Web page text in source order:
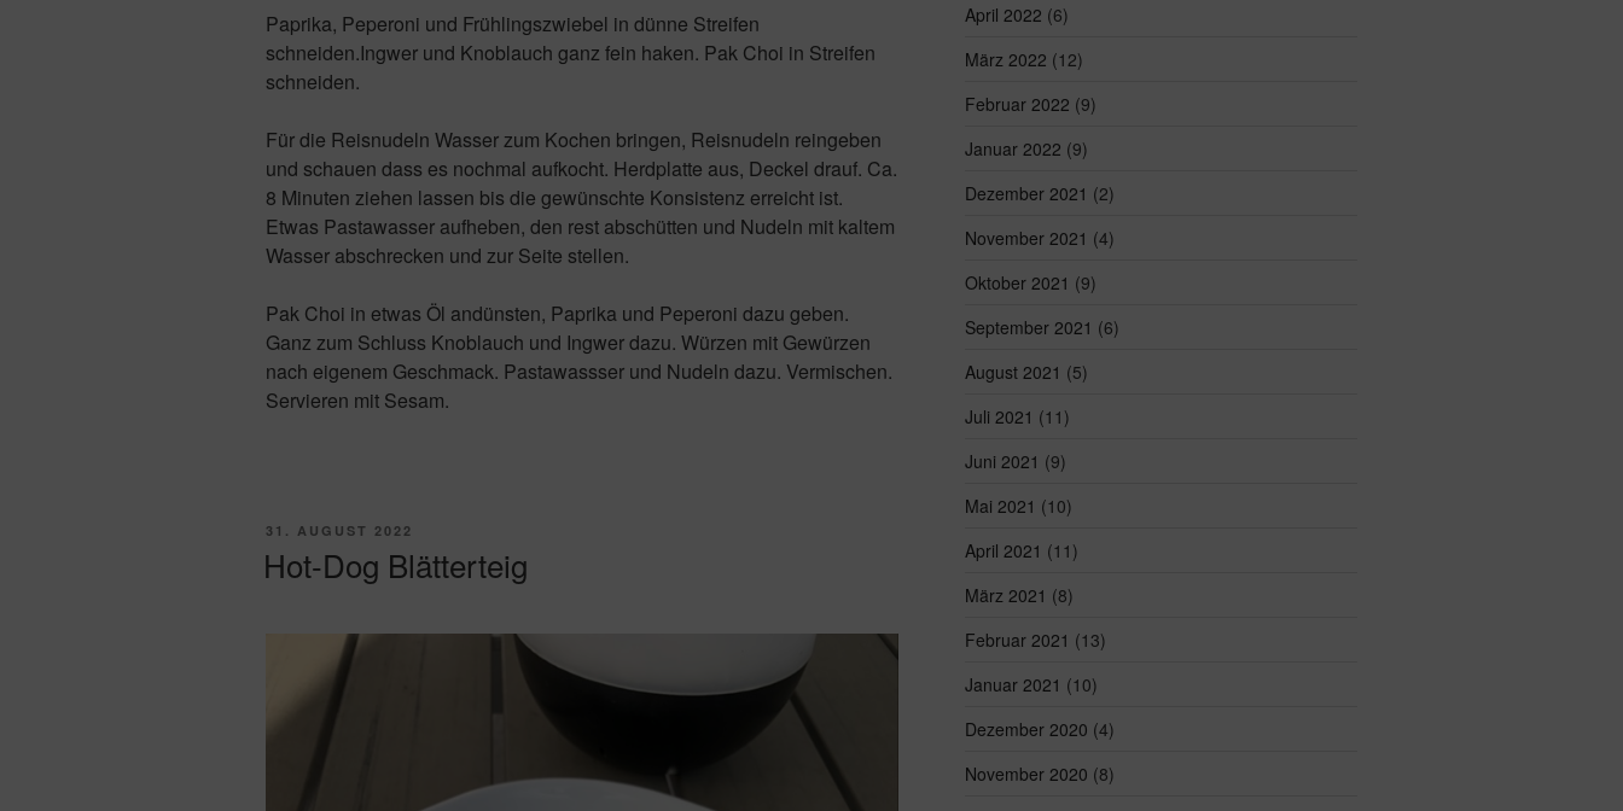
Paprika, Peperoni und Frühlingszwiebel in dünne Streifen
schneiden.Ingwer und Knoblauch ganz fein haken. Pak Choi in Streifen
schneiden.
Für die Reisnudeln Wasser zum Kochen bringen, Reisnudeln reingeben
und schauen dass es nochmal aufkocht. Herdplatte aus, Deckel drauf. Ca.
8 Minuten ziehen lassen bis die gewünschte Konsistenz erreicht ist.
Etwas Pastawasser aufheben, den rest abschütten und Nudeln mit kaltem
Wasser abschrecken und zur Seite stellen.
Pak Choi in etwas Öl andünsten, Paprika und Peperoni dazu geben.
Ganz zum Schluss Knoblauch und Ingwer dazu. Würzen mit Gewürzen
nach eigenem Geschmack. Pastawassser und Nudeln dazu. Vermischen.
Servieren mit Sesam.
VERÖFFENTLICHT
31. AUGUST 2022
Hot-Dog Blätterteig
April 2022 (6)
März 2022 (12)
Februar 2022 (9)
Januar 2022 (9)
Dezember 2021 (2)
November 2021 (4)
Oktober 2021 (9)
September 2021 (6)
August 2021 (5)
Juli 2021 (11)
Juni 2021 (9)
Mai 2021 (10)
April 2021 (11)
März 2021 (8)
Februar 2021 (13)
Januar 2021 (10)
Dezember 2020 (4)
November 2020 (8)